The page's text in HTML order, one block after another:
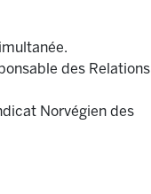
des Relations
Norvégien des